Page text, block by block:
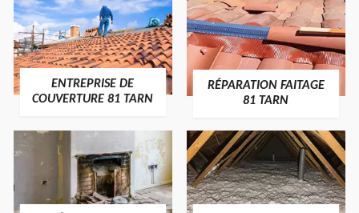
ENTREPRISE DE
COUVERTURE 81 TARN
RÉPARATION FAITAGE
81 TARN